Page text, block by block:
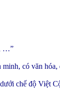
…”
minh, có văn
chế độ Việt